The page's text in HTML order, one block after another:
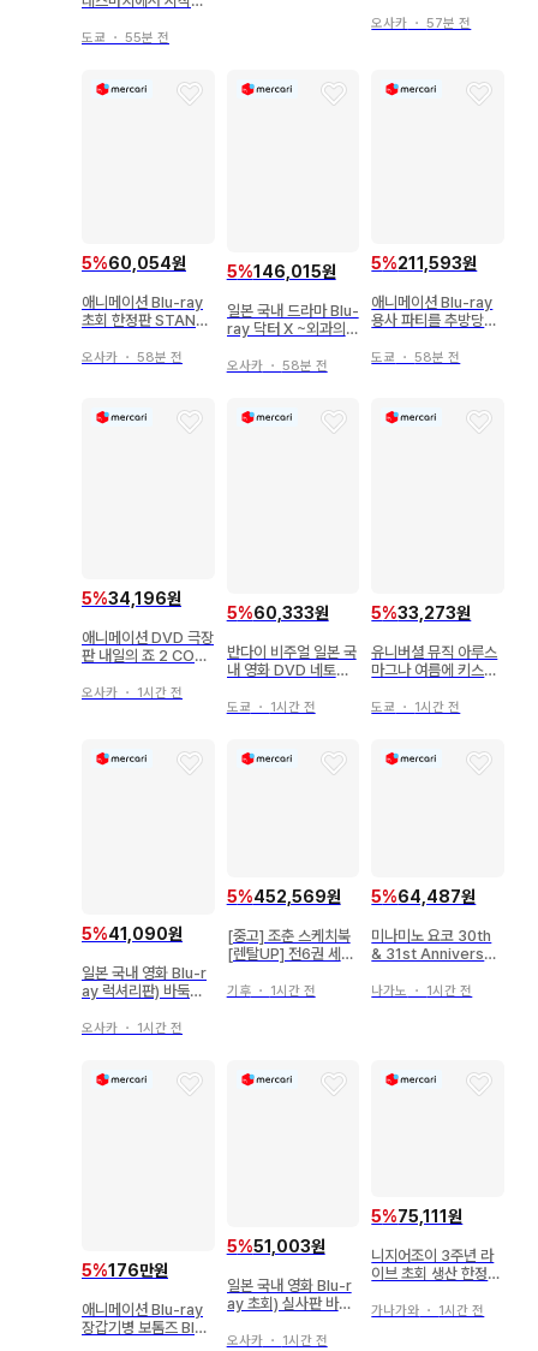
세트 전권
도쿄 ・ 55분 전
TION 초회 생산 한정
오사카 ・57분 전
5%60,054원
애니메이션 Blu-ray
초회 한정판 STAND
리미엄판
오사카 ・ 58분 전
5%146,015원
일본 국내 드라마 Blu-
ray 닥터 X ~외과의
-ray BOX
오사카・ 58분 전
5%211,593원
애니메이션 Blu-ray
용사 파티를 추방당한
ray BOX 특장 한정판
도쿄 ・58분 전
5%34,196원
애니메이션 DVD 극장
판 내일의 죠 2 COM
오사카 ・ 1시간 전
5%60,333원
반다이 비주얼 일본 국
내 영화 DVD 네토라
도쿄 ・ 1시간 전
5%33,273원
유니버셜 뮤직 아루스
마그나 여름에 키스해
스 임해
도쿄 ・ 1시간 전
5%41,090원
일본 국내 영화 Blu-r
ay 럭셔리판) 바둑판
오사카 ・ 1시간 전
5%452,569원
[중고] 조춘 스케치북
[렌탈UP] 전6권 세트
기후・ 1시간 전
5%64,487원
미나미노 요코 30th
& 31st Anniversar
나가노 ・ 1시간 전
5%176만원
애니메이션 Blu-ray
장갑기병 보톰즈 Blu-
5%51,003원
일본 국내 영화 Blu-r
ay 초회) 실사판 바람
inal 럭셔리판
오사카・ 1시간 전
5%75,111원
니지어조이 3주년 라
이브 초회 생산 한정판
가나가와 ・ 1시간 전